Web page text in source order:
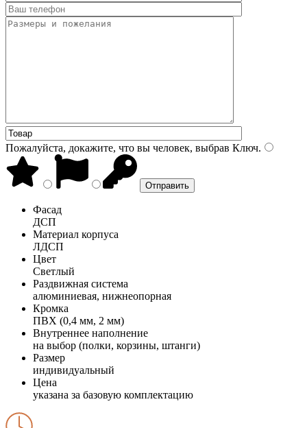
Пожалуйста, докажите, что вы человек, выбрав Ключ.
Фасад
ДСП
Материал корпуса
ЛДСП
Цвет
Светлый
Раздвижная система
алюминиевая, нижнеопорная
Кромка
ПВХ (0,4 мм, 2 мм)
Внутреннее наполнение
на выбор (полки, корзины, штанги)
Размер
индивидуальный
Цена
указана за базовую комплектацию